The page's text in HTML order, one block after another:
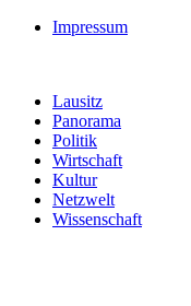
Impressum
Lausitz
Panorama
Politik
Wirtschaft
Kultur
Netzwelt
Wissenschaft